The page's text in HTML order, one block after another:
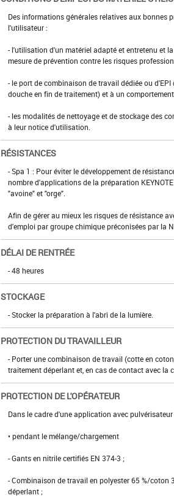
Des informations générales relatives aux bonnes
l'utilisateur :
- l'utilisation d'un matériel adapté et entretenu et
mesure de prévention contre les risques
- le port de combinaison de travail dédiée ou
douche en fin de traitement) et à un
- les modalités de nettoyage et de stockage des
à leur notice d'utilisation.
RÉSISTANCES
- Spa 1 : Pour éviter le développement de
nombre d'applications de la préparation
"avoine" et "orge".
Afin de gérer au mieux les risques de résistance
d'emploi par groupe chimique préconisées par la
DÉLAI DE RENTRÉE
- 48 heures
STOCKAGE
- Stocker la préparation à l'abri de la lumière.
PROTECTION DU TRAVAILLEUR
- Porter une combinaison de travail (cotte en
traitement déperlant et, en cas de contact avec la
PROTECTION DE L'OPÉRATEUR
Dans le cadre d'une application avec pulvérisateur
• pendant le mélange/chargement
- Gants en nitrile certifiés EN 374-3 ;
- Combinaison de travail en polyester 65 %/coton
déperlant ;